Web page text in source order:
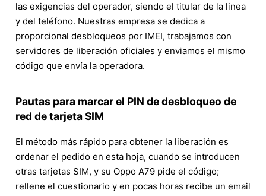
las exigencias del operador, siendo el titular de la linea
y del teléfono. Nuestras empresa se dedica a
proporcional desbloqueos por IMEI, trabajamos con
servidores de liberación oficiales y enviamos el mismo
código que envía la operadora.
Pautas para marcar el PIN de desbloqueo de
red de tarjeta SIM
El método más rápido para obtener la liberación es
ordenar el pedido en esta hoja, cuando se introducen
otras tarjetas SIM, y su Oppo A79 pide el código;
rellene el cuestionario y en pocas horas recibe un email